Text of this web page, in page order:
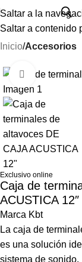
Saltar a la
Saltar a contenido
Inicio Accesorios
Haga Click
Exclusivo online
Caja de
ACUSTICA 12″
Marca Kbt
La caja de
es una solución
sistema de sonido.